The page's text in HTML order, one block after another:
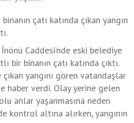
çatı katında çıkan yangın
Caddesi’nde eski belediye
bir binanın çatı katında çıktı.
yangını gören vatandaşlar
haber verdi. Olay yerine gelen
anlar yaşanmasına neden
kontrol altına alırken, yangının